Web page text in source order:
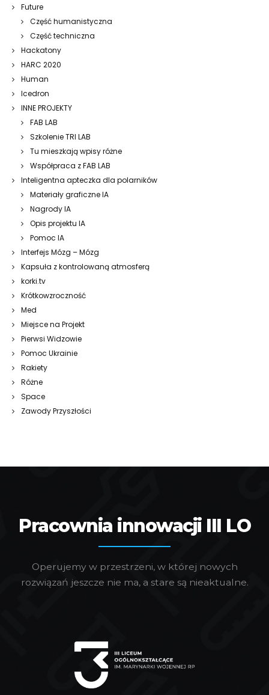
Future
Część humanistyczna
Część techniczna
Hackatony
HARC 2020
Human
Icedron
INNE PROJEKTY
FAB LAB
Szkolenie TRI LAB
Tu mieszkają wpisy różne
Współpraca z FAB LAB
Inteligentna apteczka dla polarników
Materiały graficzne IA
Nagrody IA
Opis projektu IA
Pomoc IA
Interfejs Mózg – Mózg
Kapsuła z kontrolowaną atmosferą
korki.tv
Krótkowzroczność
Med
Miejsce na Projekt
Pierwsi Widzowie
Pomoc Ukrainie
Rakiety
Różne
Space
Zawody Przyszłości
Pracownia innowacji III LO
Operujemy w przestrzeni, w której nowych
rozwiązań jeszcze nie ma, a stare są nieaktualne.